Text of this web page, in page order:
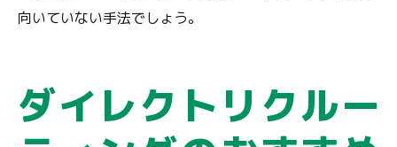
向いていない手法でしょう。
ダイレクトリクルー